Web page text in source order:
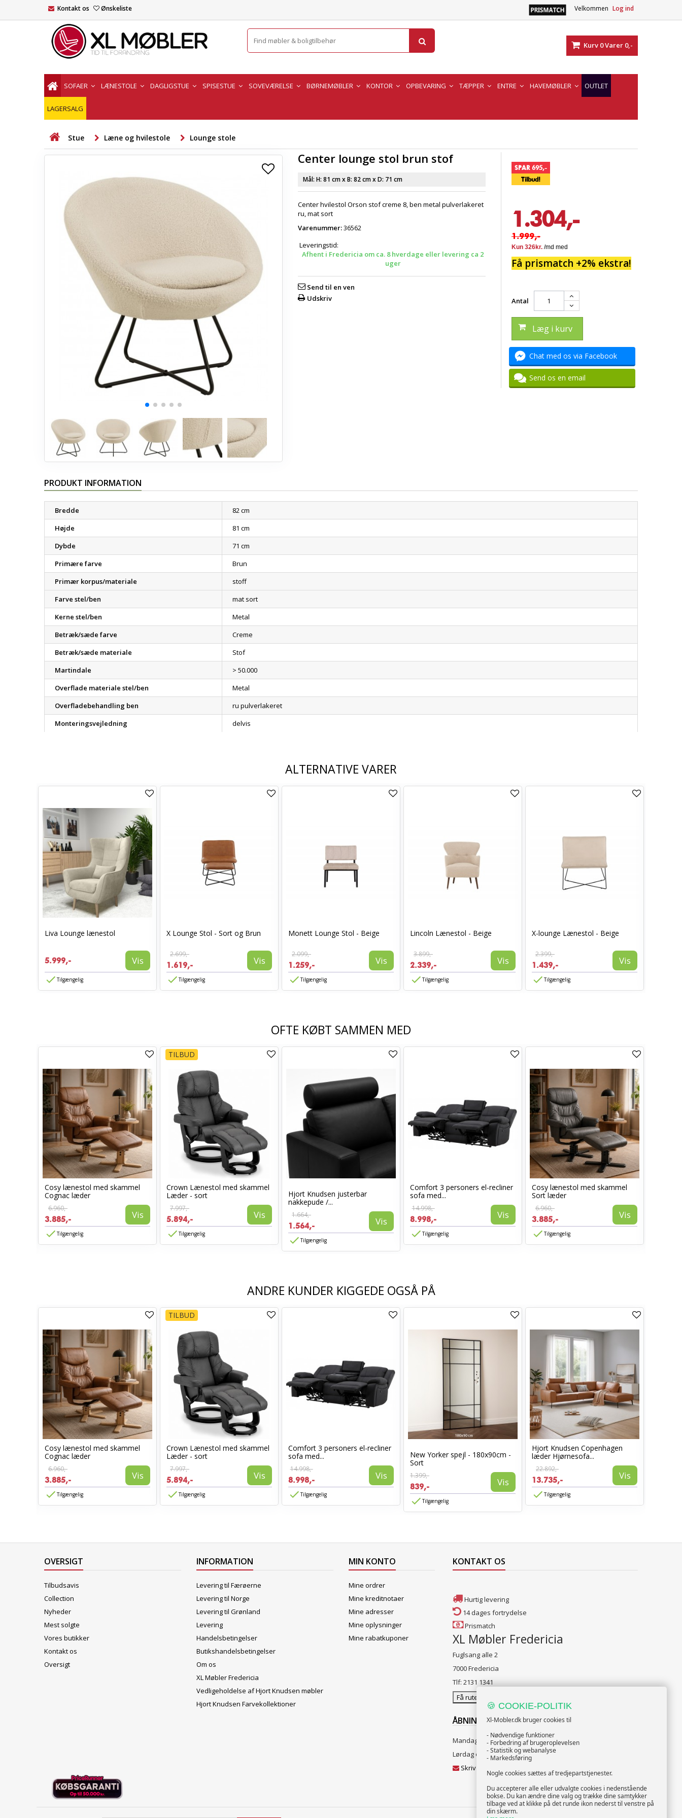
Velkommen Log ind
Kontakt os Ønskeliste
Kurv 0Varer 0,-
SOFAER LÆNESTOLE DAGLIGSTUE SPISESTUE SOVEVÆRELSE BØRNEMØBLER KONTOR OPBEVARING TÆPPER ENTRE HAVEMØBLER OUTLET
LAGERSALG
Stue Læne og hvilestole Lounge stole
Center lounge stol brun stof
Mål: H: 81 cmx B: 82 cmx D: 71 cm
Center hvilestol Orson stof creme 8, ben metal pulverlakeret
ru, mat sort
Varenummer:36562
Leveringstid:
Afhent i Fredericia om ca. 8 hverdage eller levering ca 2
uger
Send til en ven
Udskriv
SPAR 695,-
Tilbud!
1.304,-
1.999,-
Få prismatch +2% ekstra!
Antal
Læg i kurv
Chat med os via Facebook
Send os en email
PRODUKT INFORMATION
Bredde
82 cm
Højde
81 cm
Dybde
71 cm
Primære farve
Brun
Primær korpus/materiale
stoff
Farve stel/ben
mat sort
Kerne stel/ben
Metal
Betræk/sæde farve
Creme
Betræk/sæde materiale
Stof
Martindale
> 50.000
Overflade materiale stel/ben
Metal
Overfladebehandling ben
ru pulverlakeret
Monteringsvejledning
delvis
ALTERNATIVE VARER
Liva Lounge lænestol
5.999,- Vis
Tilgængelig
X Lounge Stol - Sort og Brun
2.699,-
1.619,- Vis
Tilgængelig
Monett Lounge Stol - Beige
2.099,-
1.259,- Vis
Tilgængelig
Lincoln Lænestol - Beige
3.899,-
2.339,- Vis
Tilgængelig
X-lounge Lænestol - Beige
2.399,-
1.439,- Vis
Tilgængelig
OFTE KØBT SAMMEN MED
Cosy lænestol med skammel
Cognac læder
6.960,-
3.885,- Vis
Tilgængelig
TILBUD
Crown Lænestol med skammel
Læder - sort
7.997,-
5.894,- Vis
Tilgængelig
Hjort Knudsen justerbar
nakkepude /...
1.664,-
1.564,- Vis
Tilgængelig
Comfort 3 personers el-recliner
sofa med...
14.998,-
8.998,- Vis
Tilgængelig
Cosy lænestol med skammel
Sort læder
6.960,-
3.885,- Vis
Tilgængelig
ANDRE KUNDER KIGGEDE OGSÅ PÅ
Cosy lænestol med skammel
Cognac læder
6.960,-
3.885,- Vis
Tilgængelig
TILBUD
Crown Lænestol med skammel
Læder - sort
7.997,-
5.894,- Vis
Tilgængelig
Comfort 3 personers el-recliner
sofa med...
14.998,-
8.998,- Vis
Tilgængelig
New Yorker spejl - 180x90cm -
Sort
1.399,-
839,- Vis
Tilgængelig
Hjort Knudsen Copenhagen
læder Hjørnesofa...
22.892,-
13.735,- Vis
Tilgængelig
OVERSIGT
Tilbudsavis
Collection
Nyheder
Mest solgte
Vores butikker
Kontakt os
Oversigt
INFORMATION
Levering til Færøerne
Levering til Norge
Levering til Grønland
Levering
Handelsbetingelser
Butikshandelsbetingelser
Om os
XL Møbler Fredericia
Vedligeholdelse af Hjort Knudsen møbler
Hjort Knudsen Farvekollektioner
MIN KONTO
Mine ordrer
Mine kreditnotaer
Mine adresser
Mine oplysninger
Mine rabatkuponer
KONTAKT OS
Hurtig levering
14 dages fortrydelse
Prismatch
XL Møbler Fredericia
Fuglsang alle 2
7000 Fredericia
Tlf: 2131 1341
Få rutevejledning
ÅBNINGSTIDER:
Mandag til Fredag 10:00 til 18:00
Lørdag og Søndag 10:00 til 16:00
Skriv til vores kundeservice
🍪 COOKIE-POLITIK
Xl-Mobler.dk bruger cookies til
- Nødvendige funktioner
- Forbedring af brugeroplevelsen
- Statistik og webanalyse
- Markedsføring
Nogle cookies sættes af tredjepartstjenester.
Du accepterer alle eller udvalgte cookies i nedenstående
bokse. Du kan ændre dine valg og trække dine samtykker
tilbage ved at klikke på det runde ikon nederst til venstre på
din skærm.